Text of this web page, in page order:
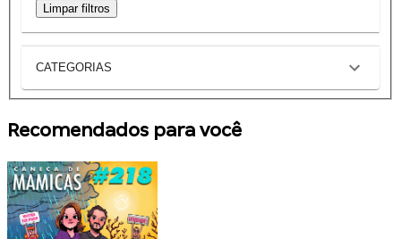
Limpar filtros
CATEGORIAS
Recomendados para você